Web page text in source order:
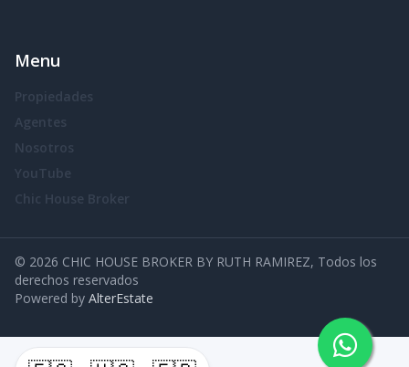
Menu
Propiedades
Agentes
Nosotros
YouTube
Chic House Broker
© 2026 CHIC HOUSE BROKER BY RUTH RAMIREZ, Todos los
derechos reservados
Powered by AlterEstate